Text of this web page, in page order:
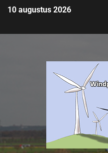
10 augustus 2026